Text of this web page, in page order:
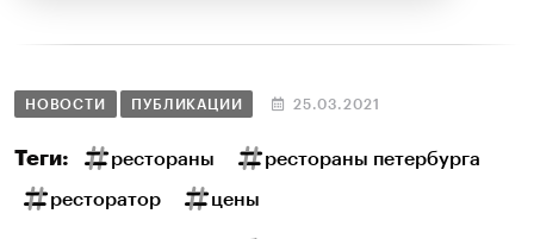
НОВОСТИ ПУБЛИКАЦИИ 25.03.2021
Теги: рестораны рестораны петербурга
ресторатор цены